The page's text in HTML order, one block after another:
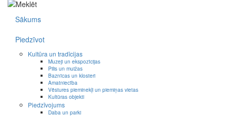
Sākums
Piedzīvot
Kultūra un tradīcijas
Muzeji un ekspozīcijas
Pilis un muižas
Baznīcas un klosteri
Amatniecība
Vēstures pieminekļi un piemiņas vietas
Kultūras objekti
Piedzīvojums
Daba un parki